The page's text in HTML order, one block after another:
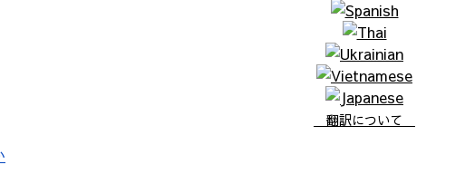
翻訳について